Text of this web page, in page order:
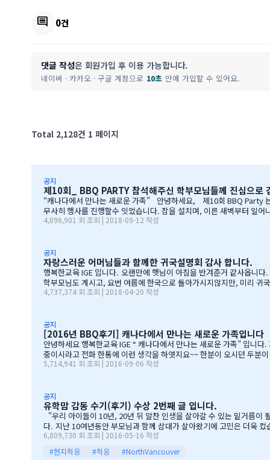
comment 0건
댓글 작성은 회원가입 후 이용 가능합니다.
네이버 · 카카오 · 구글 계정으로 10초 만에 가입할 수 있어요.
Total 2,128건 1 페이지
공지
제10회_ BBQ PARTY 참석해주신 학부모님들께 진심으로
“캐나다에서 만나는 새로운 가족” 안녕하세요, 제10회 BBQ Party 는 즐거우셧는지요? 많은 학부모님들께서 자리를 빛내주셔서 너무 감사합니다. 오전에 비가 와서 많이 걱정을 하엿지만, 다행이도 비가 않오지 않아서,
무사히 행사를 진행할수 잇었습니다. 잠을 설치며, 이른 새벽부터 일어나,
BQ 파티는 WELCOME TO CANADA & WELCOME TO IGE 의미를 두고 있습니다. Q & A 에서 IGE 의 Motto 에 대해서, 언급드린봐와 같이, 행사 준비에 음식준비 그리고 상품 물건을 구입하면
4,096,901 회 조회 | 2018-09-12 작성
공지
자랑스러운 어머님들과 함께한 귀국설명회 감사 합니다.
행복한교육 IGE 입니다. 오랜만에 햇님이 아침을 반겨준거 같사옵니
학부모님도 계시고, 요번 여름에 한국으로 돌아가시지않지만, 미리
기에 댓글이 27 이였지만, 참석해주시는 학부모님들은 50분이 넘으셔
4,737,374 회 조회 | 2018-04-20 작성
공지
[2016년 BBQ후기] 캐나다에서 만나는 새로운 가족입니다
안녕하세요 행복한교육 IGE “ 캐나다에서 만나는 새로운 가족” 입니다. 제8회 IGE BBQ 파티에 참석해주신 모든 IGE 가족분들께 진심으로 감사드립니다. 오전에 비가 와서 걱정 또 걱정을 하였지만, 어느 어머님께서는 오시는
중이시라고 전화 한통에 이런 생각을 하엿지요~~ 한분이 오시던 두분이 오시던 감사히 생각하는 마음으
청 교육감님들께서도 참석해주셧습니다. 11시30분부터 오픈닝을 시
5,714,941 회 조회 | 2016-09-06 작성
공지
유학맘 감동 수기(후기) 수상 2번째 글 입니다.
"우리 아이들이 10년, 20년 뒤 알찬 인생을 살아갈 수 있는 밑거름이 될 수 있을까." 지난해 여름 9살짜리 아들과 6살짜리 딸아이를 데리고 캐나다 밴쿠버로 조기유학을 떠날 결심을 했
다. 지난 10여년동안 부모님과 함께 삼대가 살아왔기에 고민은 더욱 컸습니다. 가족이 떨어져 지내는 시간을 나이 드신 부모님들이 견디실 수 있을까 하는 점도 마음을 무겁게 했습니다. 하지만 부모님께서는 "아이들의 장래를
위해 맹모삼천지교(孟母三遷之敎, 맹자의 어머니가 자식을 위해 세 번 이사했다는 뜻)
6,809,730 회 조회 | 2016-05-16 작성
#현지적응
#적응 #NorthVancouver